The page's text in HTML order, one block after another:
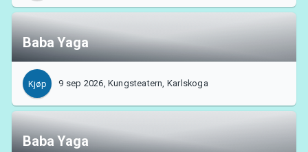
Support
Om Tickster
Baba Yaga
Kjøp 9 sep 2026, Kungsteatern, Karlskoga
Baba Yaga